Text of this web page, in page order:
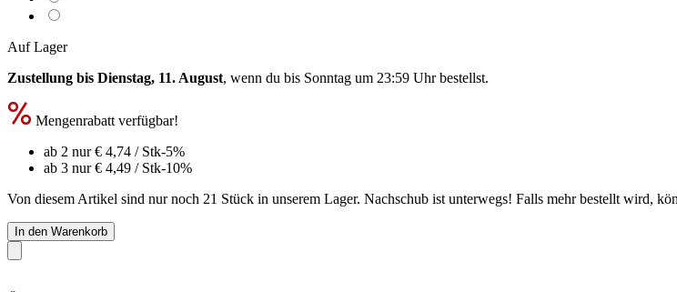
Auf Lager
Zustellung bis Dienstag, 11. August, wenn du bis Sonntag um 23:59 Uhrbestellst.
Mengenrabatt verfügbar!
ab 2 nur€ 4,74 / Stk-5%
ab 3 nur€ 4,49 / Stk-10%
Von diesem Artikel sind nur noch 21 Stück in unserem Lager. Nachschub ist unterwegs! Falls mehr bestellt wird,
In den Warenkorb